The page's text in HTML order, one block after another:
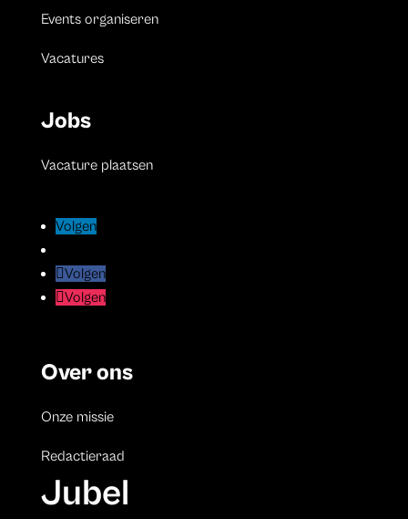
Events organiseren
Vacatures
Jobs
Vacature plaatsen
VolgenVolgen
VolgenVolgen
VolgenVolgen
Over ons
Onze missie
Redactieraad
Jubel